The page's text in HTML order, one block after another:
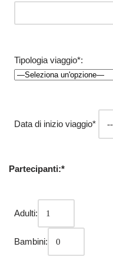
Tipologia viaggio*:
Data di inizio viaggio*
Partecipanti:*
Adulti:
Bambini: